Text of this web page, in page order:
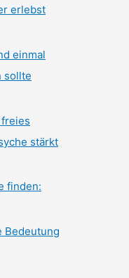
erlebst
einmal
sollte
stärkt
finden:
Bedeutung